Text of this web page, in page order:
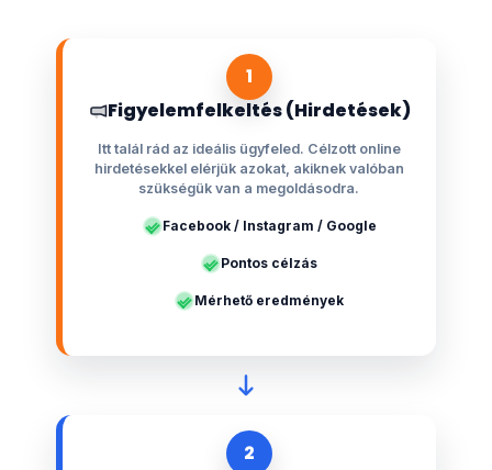
1
Figyelemfelkeltés (Hirdetések)
Itt talál rád az ideális ügyfeled. Célzott online
hirdetésekkel elérjük azokat, akiknek valóban
szükségük van a megoldásodra.
Facebook / Instagram / Google
Pontos célzás
Mérhető eredmények
2